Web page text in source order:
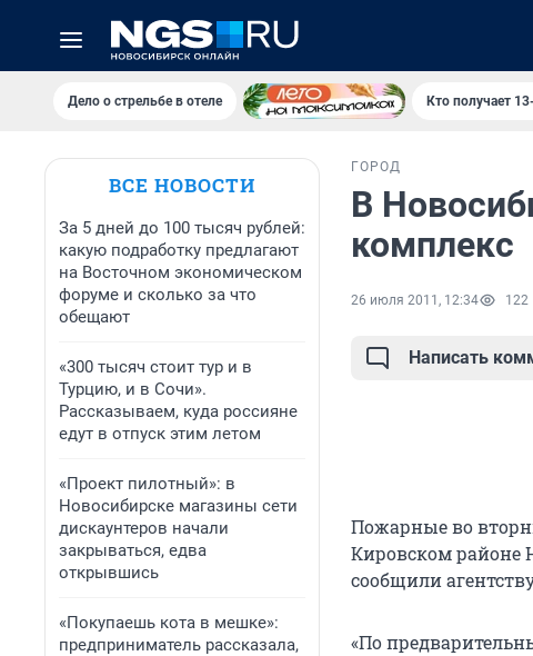
Дело о стрельбе в отеле Кто получает
ВСЕ НОВОСТИ
За 5 дней до 100 тысяч рублей:
какую подработку предлагают
на Восточном экономическом
форуме и сколько за что
обещают
«300 тысяч стоит тур и в
Турцию, и в Сочи».
Рассказываем, куда россияне
едут в отпуск этим летом
«Проект пилотный»: в
Новосибирске магазины сети
дискаунтеров начали
закрываться, едва
открывшись
«Покупаешь кота в мешке»:
предприниматель рассказала,
ГОРОД
В
комплекс
26 июля 2011, 12:34 122
Написать
Пожарные во
Кировском районе
сообщили
«По